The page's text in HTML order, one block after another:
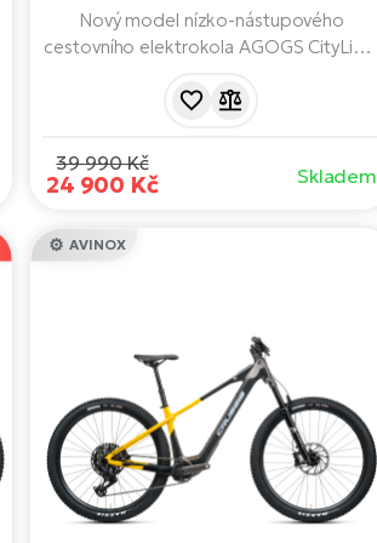
Nový model nízko-nástupového
cestovního elektrokola AGOGS CityLiner
dostatečný výkon a velmi líbivý
kotoučovými brzdami , pro maximální
brzdný výkon.
39 990 Kč
24 900 Kč Skladem
AVINOX